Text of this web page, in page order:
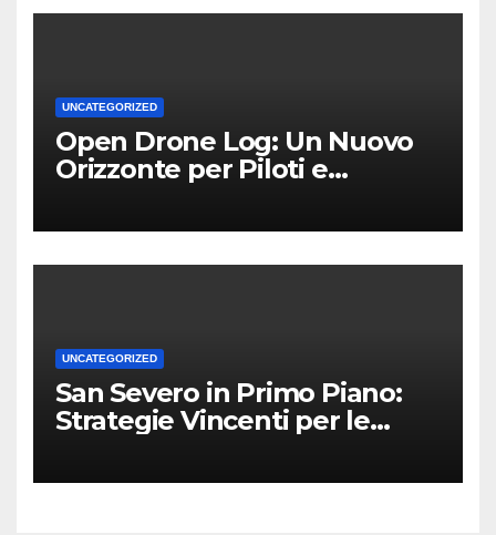
UNCATEGORIZED
Open Drone Log: Un Nuovo
Orizzonte per Piloti e
UNCATEGORIZED
San Severo in Primo Piano:
Strategie Vincenti per le
Territorio